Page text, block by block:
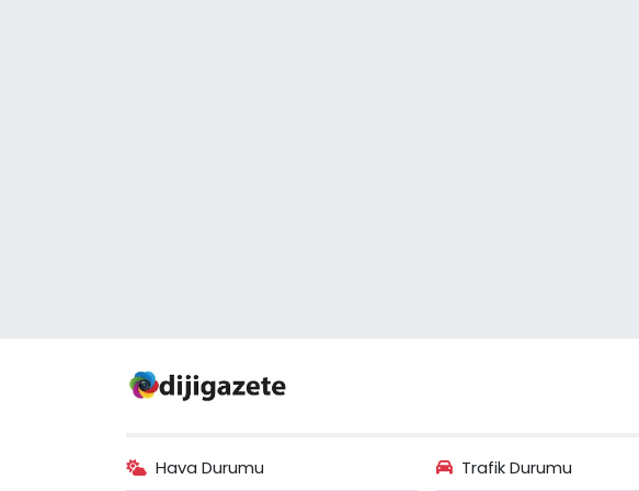
Hava Durumu Trafik Durumu